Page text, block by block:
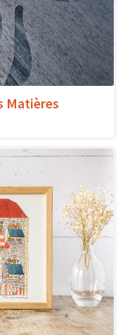
Matières